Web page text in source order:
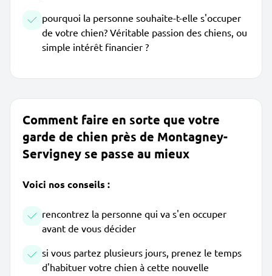
pourquoi la personne souhaite-t-elle s'occuper
de votre chien? Véritable passion des chiens, ou
simple intérêt financier ?
Comment faire en sorte que votre
garde de chien près de Montagney-
Servigney se passe au mieux
Voici nos conseils :
rencontrez la personne qui va s'en occuper
avant de vous décider
si vous partez plusieurs jours, prenez le temps
d'habituer votre chien à cette nouvelle